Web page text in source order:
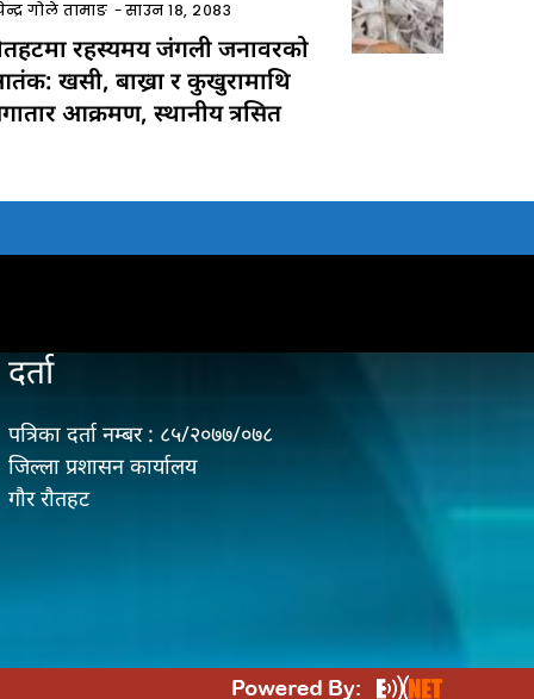
गोले तामाङ -साउन १८, २०८३
रहस्यमय जंगली जनावरको
खसी, बाख्रा र कुखुरामाथि
आक्रमण, स्थानीय त्रसित
दर्ता
पत्रिका दर्ता नम्बर : ८५/२०७७/०७८
जिल्ला प्रशासन कार्यालय
गौर राैतहट